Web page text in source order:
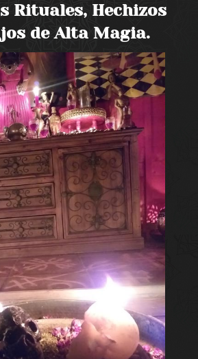
Rituales, Hechizos
de Alta Magia.